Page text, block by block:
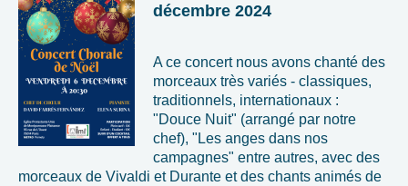
décembre 2024
A ce concert nous avons chanté des
morceaux très variés - classiques,
traditionnels, internationaux :
"Douce Nuit" (arrangé par notre
chef), "Les anges dans nos
campagnes" entre autres, avec des
morceaux de Vivaldi et Durante et des chants animés de